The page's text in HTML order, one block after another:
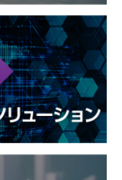
た防災事
震災伝承の